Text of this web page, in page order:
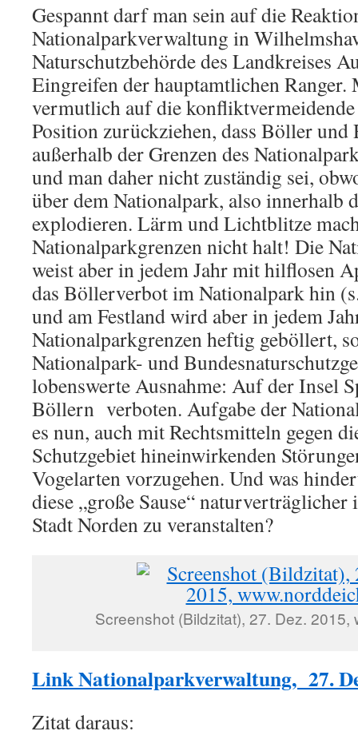
Gespannt darf man sein auf die
Nationalparkverwaltung in
Naturschutzbehörde des Landkreises
Eingreifen der hauptamtlichen Ranger.
vermutlich auf die
Position zurückziehen, dass Böller und
außerhalb der Grenzen des
und man daher nicht zuständig sei,
über dem Nationalpark, also innerhalb
explodieren. Lärm und Lichtblitze
Nationalparkgrenzen nicht halt! Die
weist aber in jedem Jahr mit hilflosen
das Böllerverbot im Nationalpark hin
und am Festland wird aber in jedem
Nationalparkgrenzen heftig geböllert,
Nationalpark- und
lobenswerte Ausnahme: Auf der Insel
Böllern verboten. Aufgabe der
es nun, auch mit Rechtsmitteln gegen
Schutzgebiet hineinwirkenden
Vogelarten vorzugehen. Und was
diese „große Sause“
Stadt Norden zu veranstalten?
Screenshot (Bildzitat), 27. Dez. 2015,
Link Nationalparkverwaltung, 27.
Zitat daraus: